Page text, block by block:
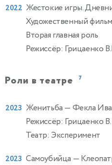
2022 Жестокие игры.
Художественный фильм
Вторая главная роль
Режиссёр: Грицаенко
Роли в театре 7
2023 Женитьба — Фекла
Режиссёр: Грицаенко
Театр: Эксперимент
2023 Самоубийца —